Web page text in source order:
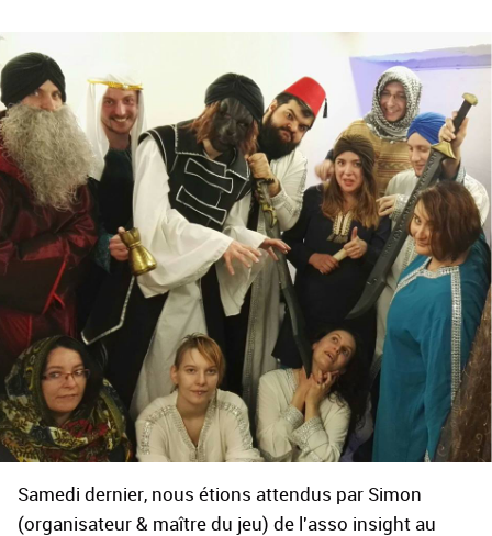
Samedi dernier, nous étions attendus par Simon
(organisateur & maître du jeu) de l'asso insight au